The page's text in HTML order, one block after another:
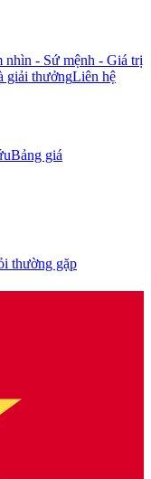
nhìn - Sứ mệnh - Giá trị
giải thưởngLiên hệ
Bảng giá
thường gặp